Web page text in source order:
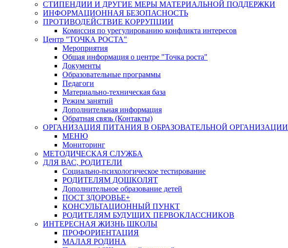
СТИПЕНДИИ И ДРУГИЕ МЕРЫ МАТЕРИАЛЬНОЙ ПОДДЕРЖКИ
ИНФОРМАЦИОННАЯ БЕЗОПАСНОСТЬ
ПРОТИВОДЕЙСТВИЕ КОРРУПЦИИ
Комиссия по урегулированию конфликта интересов
Центр "ТОЧКА РОСТА"
Мероприятия
Общая информация о центре "Точка роста"
Документы
Образовательные программы
Педагоги
Материально-техническая база
Режим занятий
Дополнительная информация
Обратная связь (Контакты)
ОРГАНИЗАЦИЯ ПИТАНИЯ В ОБРАЗОВАТЕЛЬНОЙ ОРГАНИЗАЦИИ
МЕНЮ
Мониторинг
МЕТОДИЧЕСКАЯ СЛУЖБА
ДЛЯ ВАС, РОДИТЕЛИ
Социально-психологическое тестирование
РОДИТЕЛЯМ ДОШКОЛЯТ
Дополнительное образование детей
ПОСТ ЗДОРОВЬЕ+
КОНСУЛЬТАЦИОННЫЙ ПУНКТ
РОДИТЕЛЯМ БУДУЩИХ ПЕРВОКЛАССНИКОВ
ИНТЕРЕСНАЯ ЖИЗНЬ ШКОЛЫ
ПРОФОРИЕНТАЦИЯ
МАЛАЯ РОДИНА